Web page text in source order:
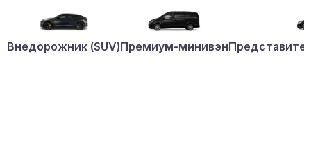
Внедорожник (SUV)Премиум-минивэн